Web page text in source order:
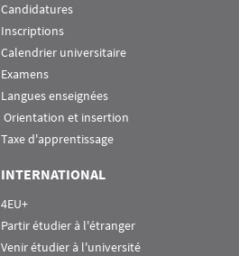
Candidatures
Inscriptions
Calendrier universitaire
Examens
Langues enseignées
Orientation et insertion
Taxe d'apprentissage
INTERNATIONAL
4EU+
Partir étudier à l'étranger
Venir étudier à l'université